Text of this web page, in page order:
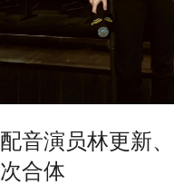
配音演员林更新
次合体